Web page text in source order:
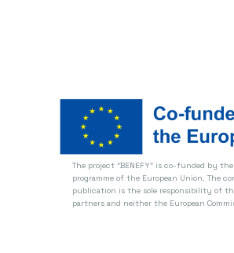
The project "BENEFY" is co-funded by the
programme of the European Union. The
publication is the sole responsibility of
partners and neither the European